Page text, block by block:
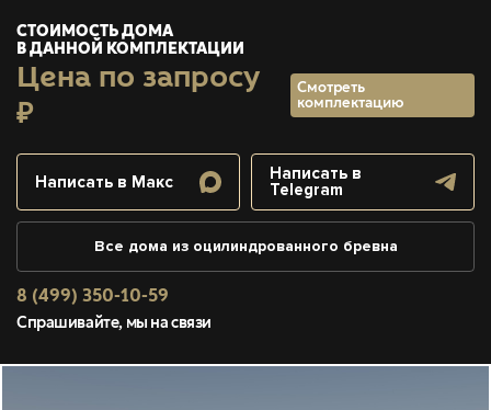
СТОИМОСТЬ ДОМА
В ДАННОЙ КОМПЛЕКТАЦИИ
Цена по запросу
₽
Смотреть
комплектацию
Написать в Макс
Написать в
Telegram
Все дома из оцилиндрованного бревна
8 (499) 350-10-59
Спрашивайте, мы на связи